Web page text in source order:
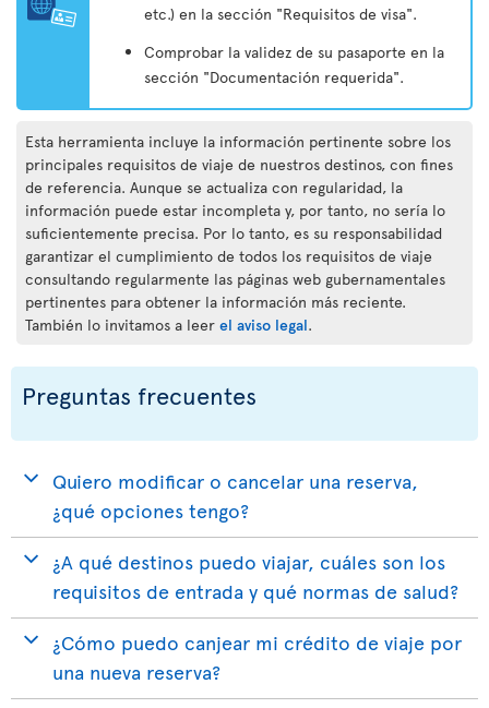
etc.) en la sección "Requisitos de visa".
Comprobar la validez de su pasaporte en la
sección "Documentación requerida".
Esta herramienta incluye la información pertinente sobre los
principales requisitos de viaje de nuestros destinos, con fines
de referencia. Aunque se actualiza con regularidad, la
información puede estar incompleta y, por tanto, no sería lo
suficientemente precisa. Por lo tanto, es su responsabilidad
garantizar el cumplimiento de todos los requisitos de viaje
consultando regularmente las páginas web gubernamentales
pertinentes para obtener la información más reciente.
También lo invitamos a leer el aviso legal.
Preguntas frecuentes
Quiero modificar o cancelar una reserva,
¿qué opciones tengo?
¿A qué destinos puedo viajar, cuáles son los
requisitos de entrada y qué normas de salud?
¿Cómo puedo canjear mi crédito de viaje por
una nueva reserva?